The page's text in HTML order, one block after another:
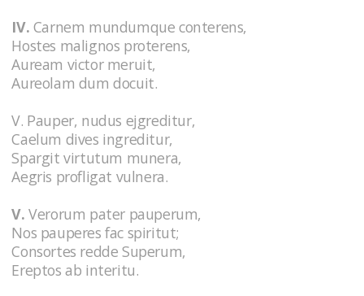
IV. Carnem mundumque conterens,
Hostes malignos proterens,
Auream victor meruit,
Aureolam dum docuit.
V. Pauper, nudus ejgreditur,
Caelum dives ingreditur,
Spargit virtutum munera,
Aegris profligat vulnera.
V. Verorum pater pauperum,
Nos pauperes fac spiritut;
Consortes redde Superum,
Ereptos ab interitu.